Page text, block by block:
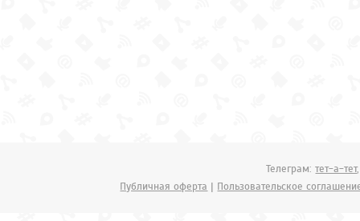
Телеграм:тет-а-тет
Публичная оферта | Пользовательское